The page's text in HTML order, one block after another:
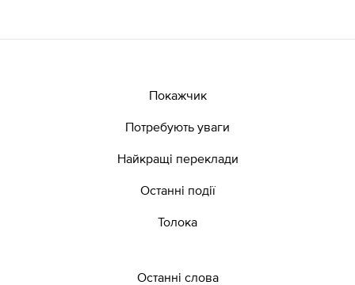
Покажчик
Потребують уваги
Найкращі переклади
Останні події
Толока
Останні слова